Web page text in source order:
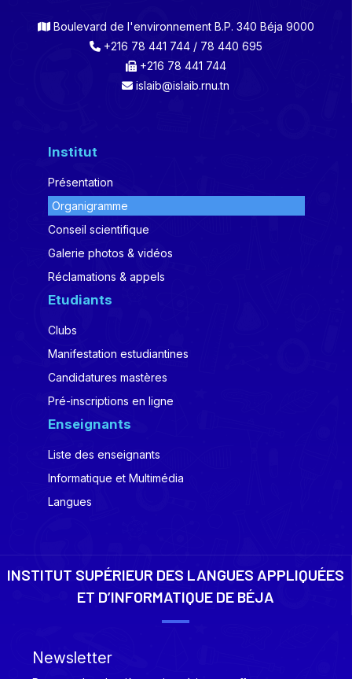
Boulevard de l'environnement B.P. 340 Béja 9000
+216 78 441 744 / 78 440 695
+216 78 441 744
islaib@islaib.rnu.tn
Institut
Présentation
Organigramme
Conseil scientifique
Galerie photos & vidéos
Réclamations & appels
Etudiants
Clubs
Manifestation estudiantines
Candidatures mastères
Pré-inscriptions en ligne
Enseignants
Liste des enseignants
Informatique et Multimédia
Langues
INSTITUT SUPÉRIEUR DES LANGUES APPLIQUÉES
ET D’INFORMATIQUE DE BÉJA
Newsletter